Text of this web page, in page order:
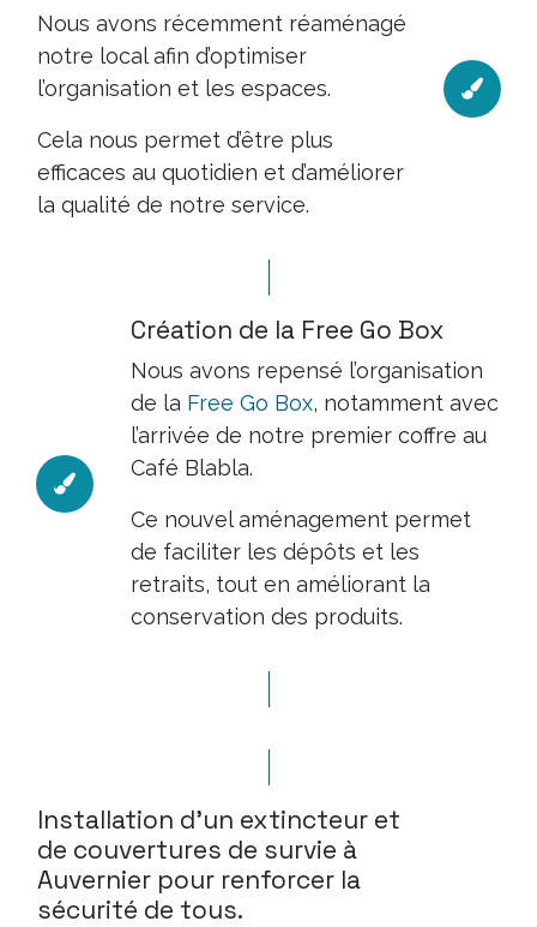
Nous avons récemment réaménagé
notre local afin d’optimiser
l’organisation et les espaces.
Cela nous permet d’être plus
efficaces au quotidien et d’améliorer
la qualité de notre service.
Création de la Free Go Box
Nous avons repensé l’organisation
de la Free Go Box, notamment avec
l’arrivée de notre premier coffre au
Café Blabla.
Ce nouvel aménagement permet
de faciliter les dépôts et les
retraits, tout en améliorant la
conservation des produits.
Installation d’un extincteur et
de couvertures de survie à
Auvernier pour renforcer la
sécurité de tous.